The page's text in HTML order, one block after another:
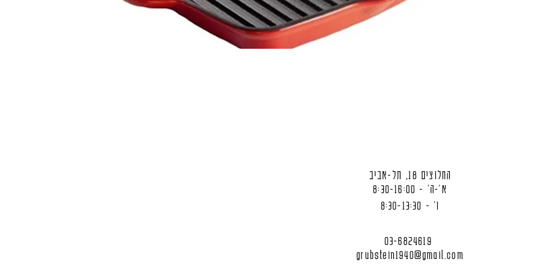
החלוצים 18, תל-אביב
א'-ה' - 8:30-16:00
ו' - 8:30-13:30
03-6824619
grubstein1940@gmail.com